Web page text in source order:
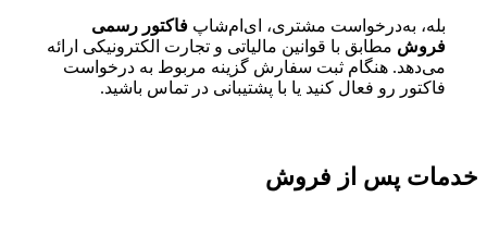
بله، به‌درخواست مشتری، ای‌ام‌شاپ فاکتور رسمی
فروش مطابق با قوانین مالیاتی و تجارت الکترونیکی ارائه
می‌دهد. هنگام ثبت سفارش گزینه مربوط به درخواست
فاکتور رو فعال کنید یا با پشتیبانی در تماس باشید.
خدمات پس از فروش